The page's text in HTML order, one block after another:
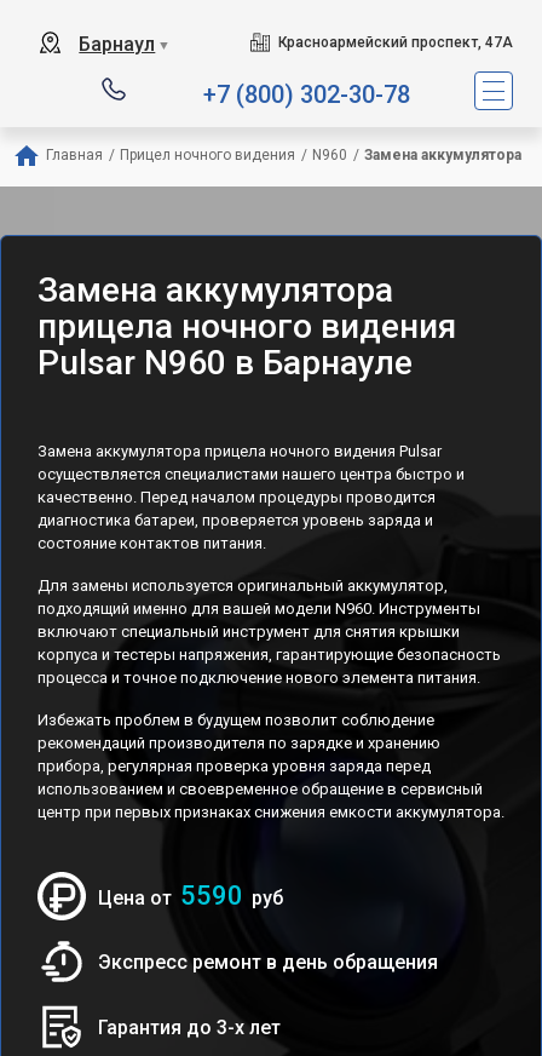
Барнаул ▼ Красноармейский проспект, 47А
+7 (800) 302-30-78
Главная / Прицел ночного видения / N960 / Замена аккумулятора
Замена аккумулятора
прицела ночного видения
Pulsar N960 в Барнауле
Замена аккумулятора прицела ночного видения Pulsar
осуществляется специалистами нашего центра быстро и
качественно. Перед началом процедуры проводится
диагностика батареи, проверяется уровень заряда и
состояние контактов питания.
Для замены используется оригинальный аккумулятор,
подходящий именно для вашей модели N960. Инструменты
включают специальный инструмент для снятия крышки
корпуса и тестеры напряжения, гарантирующие безопасность
процесса и точное подключение нового элемента питания.
Избежать проблем в будущем позволит соблюдение
рекомендаций производителя по зарядке и хранению
прибора, регулярная проверка уровня заряда перед
использованием и своевременное обращение в сервисный
центр при первых признаках снижения емкости аккумулятора.
Цена от 5590 руб
Экспресс ремонт в день обращения
Гарантия до 3-х лет